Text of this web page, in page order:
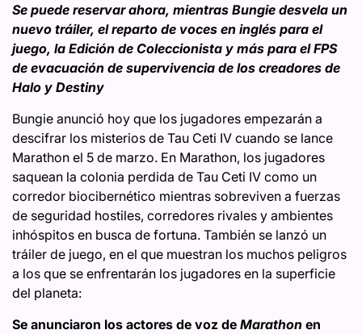
Se puede reservar ahora, mientras Bungie desvela un
nuevo tráiler, el reparto de voces en inglés para el
juego, la Edición de Coleccionista y más para el FPS
de evacuación de supervivencia de los creadores de
Halo y Destiny
Bungie anunció hoy que los jugadores empezarán a
descifrar los misterios de Tau Ceti IV cuando se lance
Marathon el 5 de marzo. En Marathon, los jugadores
saquean la colonia perdida de Tau Ceti IV como un
corredor biocibernético mientras sobreviven a fuerzas
de seguridad hostiles, corredores rivales y ambientes
inhóspitos en busca de fortuna. También se lanzó un
tráiler de juego, en el que muestran los muchos peligros
a los que se enfrentarán los jugadores en la superficie
del planeta:
Se anunciaron los actores de voz de Marathon en